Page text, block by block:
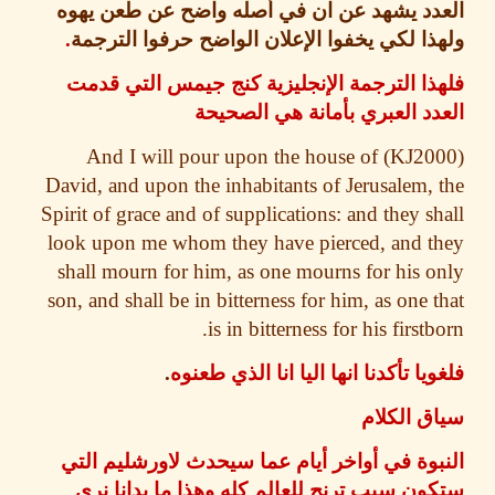
يشهد عن ان في أصله واضح عن طعن يهوه
لكي يخفوا الإعلان الواضح حرفوا الترجمة .
الترجمة الإنجليزية كنج جيمس التي قدمت
العبري بأمانة هي الصحيحة
And I will pour upon the house of
David, and upon the inhabitants of
Spirit of grace and of supplications:and they
look upon me whom they have pierced, and
shall mourn for him, as one mourns for his
son, and shall be in bitterness for him, as one
is in bitterness for his
تأكدنا انها اليا انا الذي طعنوه .
الكلام
في أواخر أيام عما سيحدث لاورشليم التي
سبب ترنح للعالم كله وهذا ما بدانا نرى